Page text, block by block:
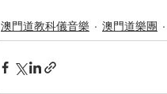
澳門道教科儀音樂 澳門道樂團